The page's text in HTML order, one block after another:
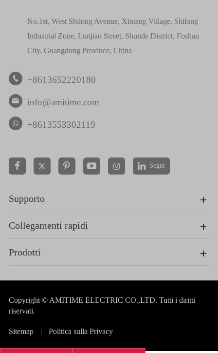
No.1st, West Shilong Avenue, Xintang Village, Shilong
Industrial Zone, Lunjiao Street, Shunde District, Foshan
City, Guangdong Province, China
 +8613652220180
 info@amitime.com
+8613553302119
  Segui
Supporto
Collegamenti rapidi
Prodotti
Copyright © AMITIME ELECTRIC CO.,LTD. Tutti i diritti
riservati.
Sitemap | Politica sulla Privacy